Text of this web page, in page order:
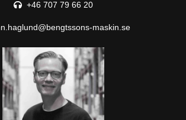
+46 707 79 66 20
maskin.se